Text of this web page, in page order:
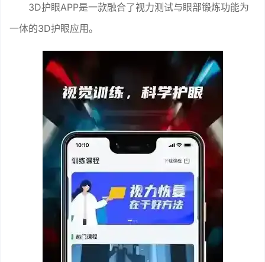
3D护眼APP是一款融合了视力测试与眼部锻炼功能为
一体的3D护眼应用。